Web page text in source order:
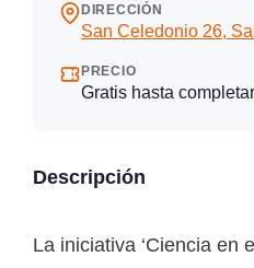
DIRECCIÓN
San Celedonio 26,
PRECIO
Gratis hasta
Descripción
La iniciativa ‘Ciencia en